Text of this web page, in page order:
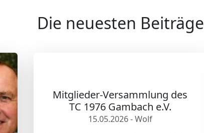
Die neuesten Beiträge
Mitglieder-Versammlung des
TC 1976 Gambach e.V.
15.05.2026 - Wolf